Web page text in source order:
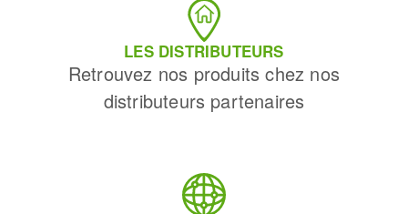
LES DISTRIBUTEURS
Retrouvez nos produits chez nos
distributeurs partenaires